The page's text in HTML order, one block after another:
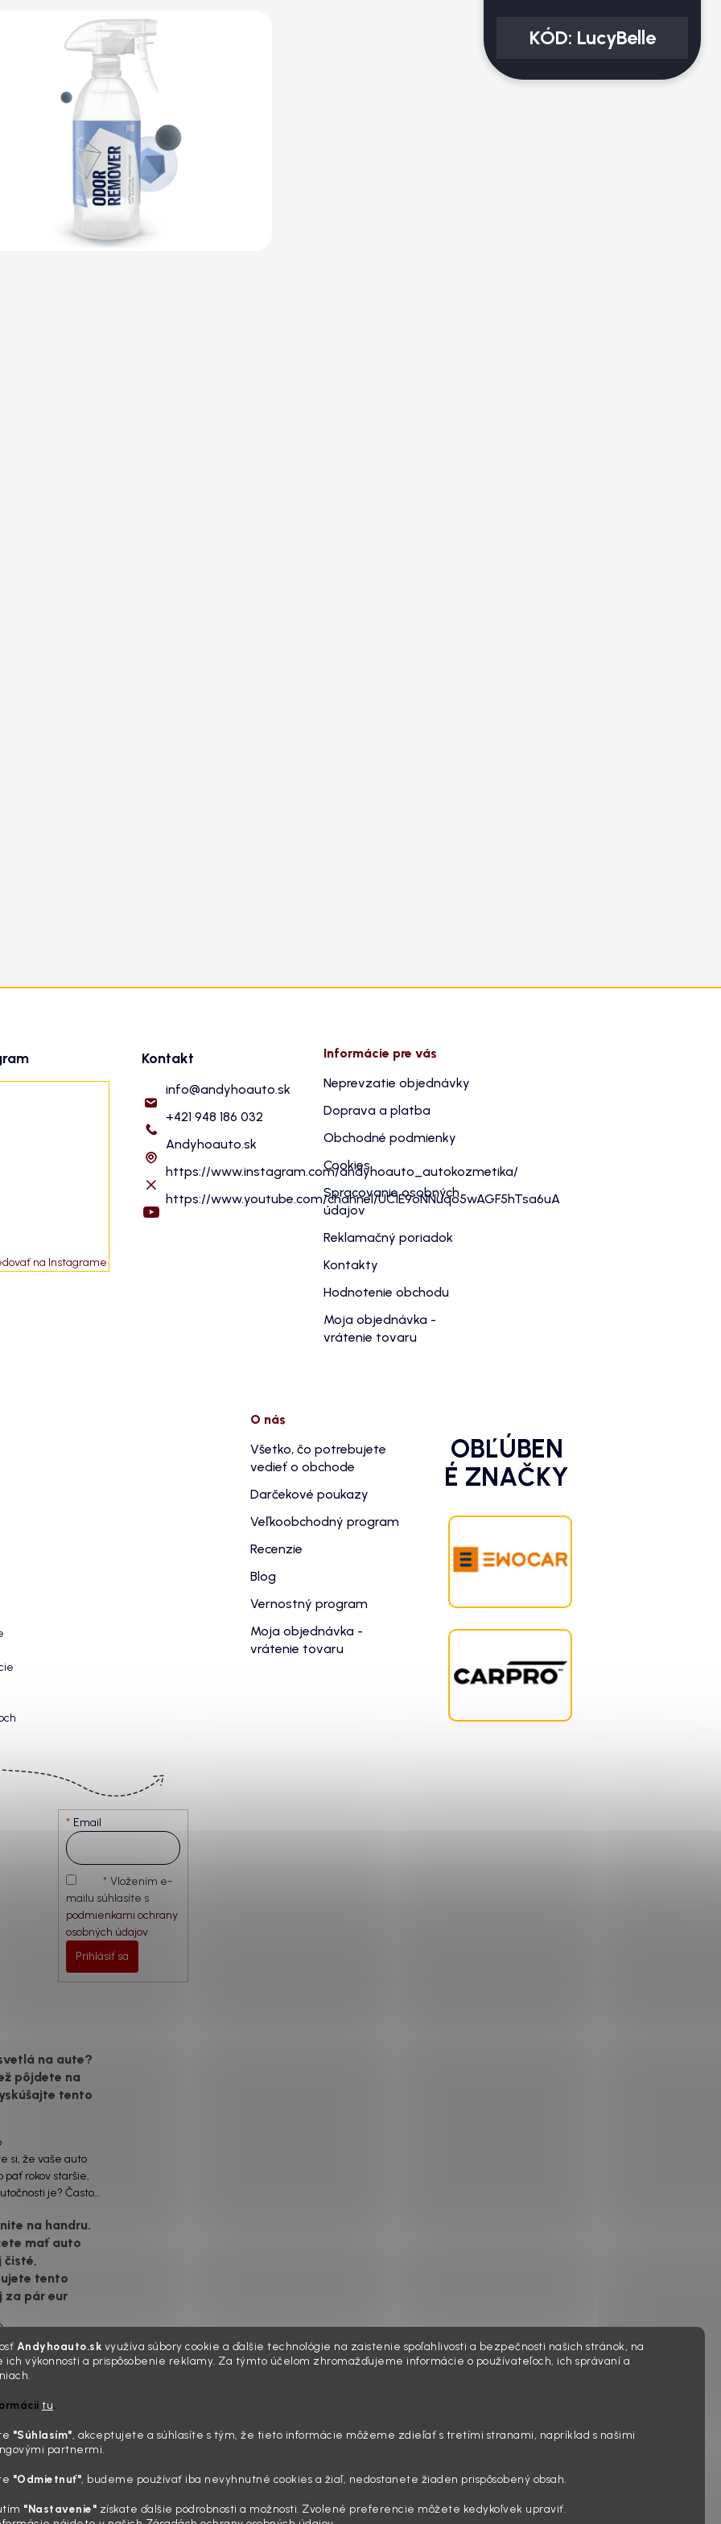
Andyhoauto.sk využíva súbory cookie a ďalšie technológie na zaistenie spoľahlivosti a bezpečnosti našich stránok, na
ich výkonnosti a prispôsobenie reklamy. Za týmto účelom zhromažďujeme informácie o používateľoch, ich správaní a
tu.
"Súhlasím", akceptujete a súhlasíte s tým, že tieto informácie môžeme zdieľať s tretími stranami, napríklad s našimi
partnermi.
"Odmietnuť", budeme používať iba nevyhnutné cookies a žiaľ, nedostanete žiaden prispôsobený obsah.
"Nastavenie" získate ďalšie podrobnosti a možnosti. Zvolené preferencie môžete kedykoľvek upraviť.
na Instagrame
Kontakt
info@andyhoauto.sk
+421 948 186 032
Andyhoauto.sk
https://www.instagram.com/andyhoauto_autokozmetika/
https://www.youtube.com/channel/UC1E9oNNuqo5wAGF5hTsa6uA
Informácie pre vás
Neprevzatie objednávky
Doprava a platba
Obchodné podmienky
Cookies
Spracovanie osobných
údajov
Reklamačný poriadok
Kontakty
Hodnotenie obchodu
Moja objednávka -
vrátenie tovaru
Email
Vložením e-
mailu súhlasíte s
podmienkami ochrany
osobných údajov
Prihlásiť sa
O nás
Všetko, čo potrebujete
vedieť o obchode
Darčekové poukazy
Veľkoobchodný program
Recenzie
Blog
Vernostný program
Moja objednávka -
vrátenie tovaru
OBĽÚBEN
É ZNAČKY
na aute?
pôjdete na
tento
si, že vaše auto
päť rokov staršie,
je? Často
Ten mliečny,
nie je len
vada. Keď slnko a soľ
plexisklo začne
namiesto
na handru.
mať auto
tento
za pár eur
ten moment. Vonku
vy sedíte v
aute, no
V mriežkach
sedačiek na vás stále
tam jednodu...
nemusí stáť
ktoré sa
ráno, káva v ruke a
KÓD: LucyBelle